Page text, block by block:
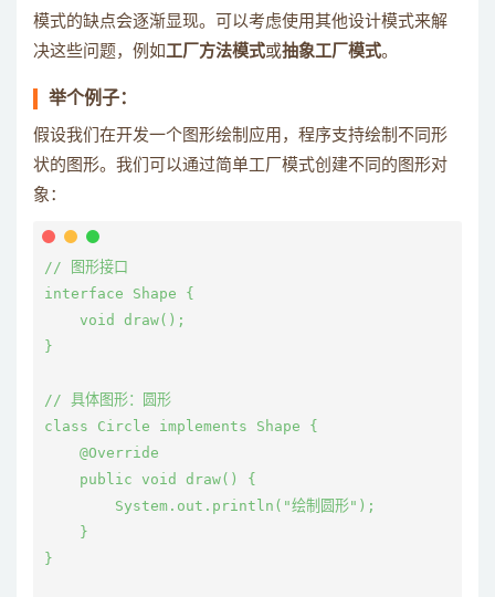
模式的缺点会逐渐显现。可以考虑使用其他设计模式来解
决这些问题，例如工厂方法模式或抽象工厂模式。
举个例子：
假设我们在开发一个图形绘制应用，程序支持绘制不同形
状的图形。我们可以通过简单工厂模式创建不同的图形对
象：
// 图形接口
interface Shape {
    void draw();
}
// 具体图形：圆形
class Circle implements Shape {
    @Override
    public void draw() {
        System.out.println("绘制圆形");
    }
}